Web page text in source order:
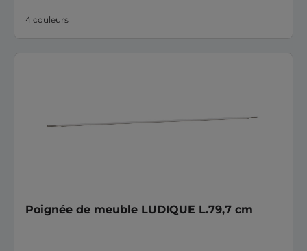
4 couleurs
Poignée de meuble LUDIQUE L.79,7 cm